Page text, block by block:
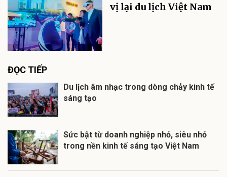
vị lại du lịch Việt Nam
ĐỌC TIẾP
Du lịch âm nhạc trong dòng chảy kinh tế
sáng tạo
Sức bật từ doanh nghiệp nhỏ, siêu nhỏ
trong nền kinh tế sáng tạo Việt Nam